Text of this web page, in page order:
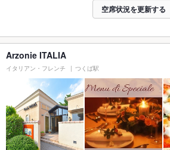
空席状況を更新する
Arzonie ITALIA
イタリアン・フレンチ つくば駅